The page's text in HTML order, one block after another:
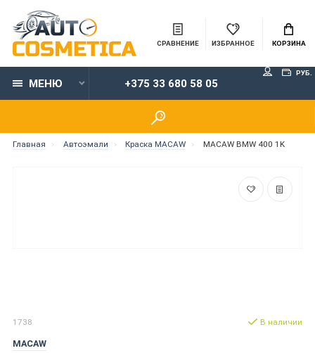
СРАВНЕНИЕ ИЗБРАННОЕ КОРЗИНА
МЕНЮ +375 33 680 58 05
РУБ.
Главная Автоэмали Краска MACAW MACAW BMW 400 1K
1738
MACAW
В наличии